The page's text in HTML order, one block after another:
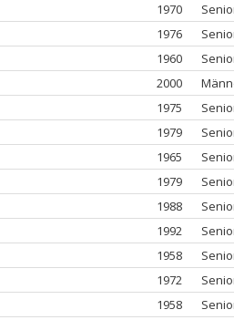
1970
1976
1960
2000
1975
1979
1965
1979
1988
1992
1958
1972
1958